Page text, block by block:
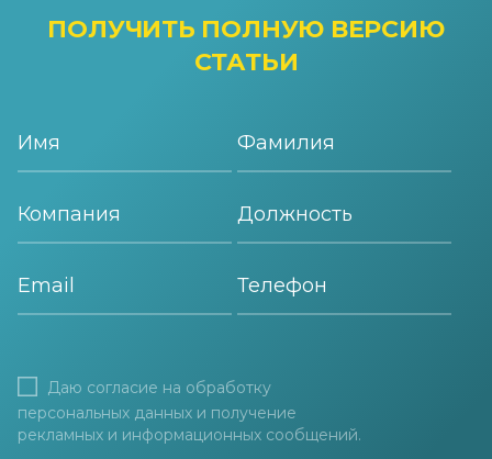
ПОЛУЧИТЬ ПОЛНУЮ ВЕРСИЮ
СТАТЬИ
Даю согласие на обработку
персональных данных и получение
рекламных и информационных сообщений.